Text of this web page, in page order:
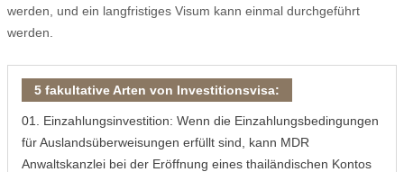
werden, und ein langfristiges Visum kann einmal durchgeführt
werden.
5 fakultative Arten von Investitionsvisa:
01. Einzahlungsinvestition: Wenn die Einzahlungsbedingungen
für Auslandsüberweisungen erfüllt sind, kann MDR
Anwaltskanzlei bei der Eröffnung eines thailändischen Kontos